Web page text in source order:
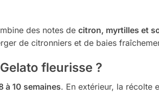
des notes de citron, myrtilles et
de citronniers et de baies
fleurisse ?
à 10 semaines. En extérieur, la récolte